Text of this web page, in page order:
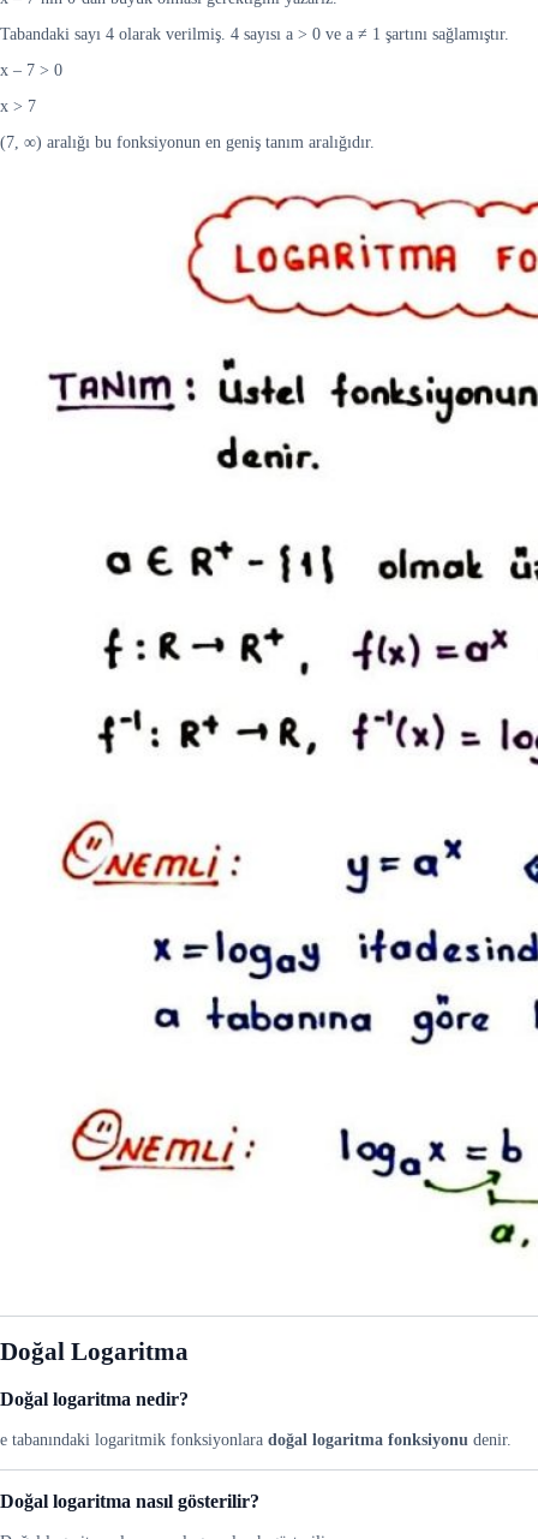
Tabandaki sayı 4 olarak verilmiş. 4 sayısı a > 0 ve a ≠ 1 şartını sağlamıştır.
x – 7 > 0
x > 7
(7, ∞) aralığı bu fonksiyonun en geniş tanım aralığıdır.
Doğal Logaritma
Doğal logaritma nedir?
e tabanındaki logaritmik fonksiyonlara doğal logaritma fonksiyonu denir.
Doğal logaritma nasıl gösterilir?